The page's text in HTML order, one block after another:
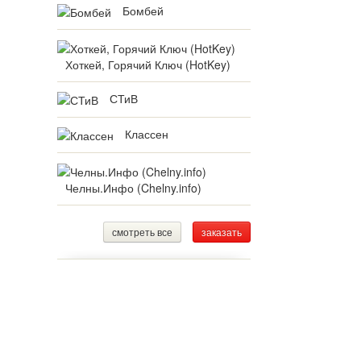
Бомбей
Хоткей, Горячий Ключ (HotKey)
СТиВ
Классен
Челны.Инфо (Chelny.info)
смотреть все заказать